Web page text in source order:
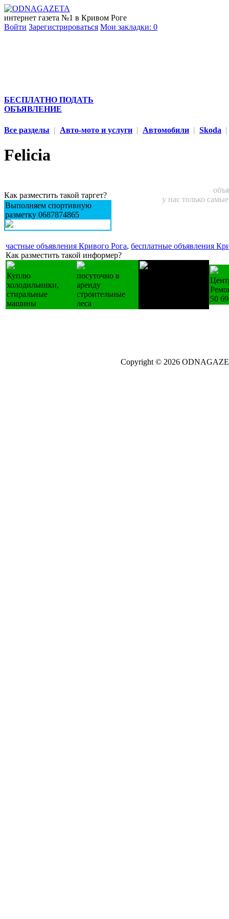
интернет газета №1 в Кривом Роге
Войти Зарегистрироваться Мои закладки: 0
БЕСПЛАТНО ПОДАТЬ
ОБЪЯВЛЕНИЕ
Все разделы | Авто-мото и услуги | Автомобили | Skoda |
Felicia
Как разместить такой таргет?
Выполняем спортивную
разметку 0687874865
у нас только
частные объявления Кривого Рога, бесплатные объявления
Как разместить такой информер?
Куплю
холодильники,
стиральные
машины
посуточно в
аренду
строительные
леса
50 69
Copyright © 2026